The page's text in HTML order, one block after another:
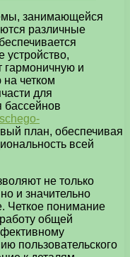
занимающейся
различные
гармоничную и
четком
для
бассейнов
план, обеспечивая
всей
не только
и значительно
Четкое понимание
общей
пользовательского